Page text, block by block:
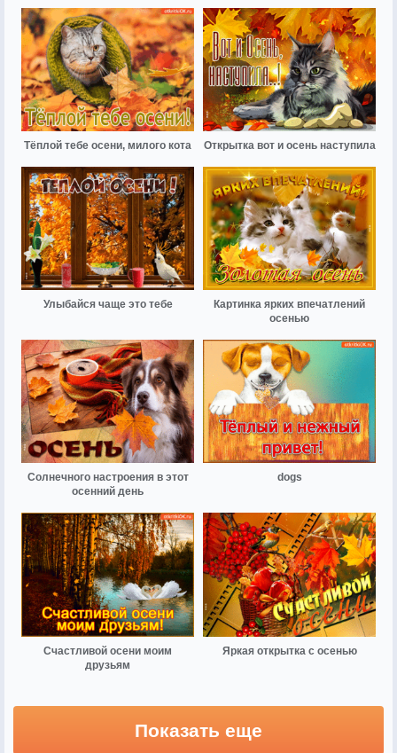
Тёплой тебе осени, милого кота Открытка вот и осень наступила
Улыбайся чаще это тебе
Картинка ярких впечатлений
осенью
Солнечного настроения в этот
осенний день
dogs
Счастливой осени моим
друзьям
Яркая открытка с осенью
Показать еще